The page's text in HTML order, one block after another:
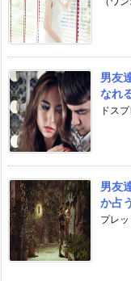
男友
なれ
ドス
男友
か占う
プレ